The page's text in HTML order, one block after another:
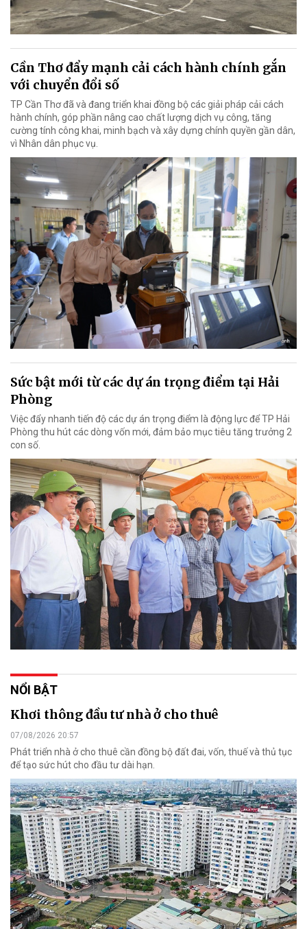
Cần Thơ đẩy mạnh cải cách hành chính gắn
với chuyển đổi số
TP Cần Thơ đã và đang triển khai đồng bộ các giải pháp cải cách
hành chính, góp phần nâng cao chất lượng dịch vụ công, tăng
cường tính công khai, minh bạch và xây dựng chính quyền gần dân,
vì Nhân dân phục vụ.
Sức bật mới từ các dự án trọng điểm tại Hải
Phòng
Việc đẩy nhanh tiến độ các dự án trọng điểm là động lực để TP Hải
Phòng thu hút các dòng vốn mới, đảm bảo mục tiêu tăng trưởng 2
con số.
NỔI BẬT
Khơi thông đầu tư nhà ở cho thuê
07/08/2026 20:57
Phát triển nhà ở cho thuê cần đồng bộ đất đai, vốn, thuế và thủ tục
để tạo sức hút cho đầu tư dài hạn.